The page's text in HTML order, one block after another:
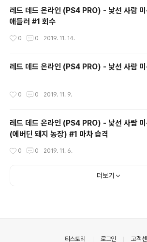
레드 데드 온라인 (PS4 PRO) - 낯선 사람 미
애들러 #1 회수
0 0 2019. 11. 14.
레드 데드 온라인 (PS4 PRO) - 낯선 사람
0 0 2019. 11. 9.
레드 데드 온라인 (PS4 PRO) - 낯선 사람 미
(에버딘 돼지 농장) #1 마차 습격
0 0 2019. 11. 6.
더보기
티스토리 로그인 고객